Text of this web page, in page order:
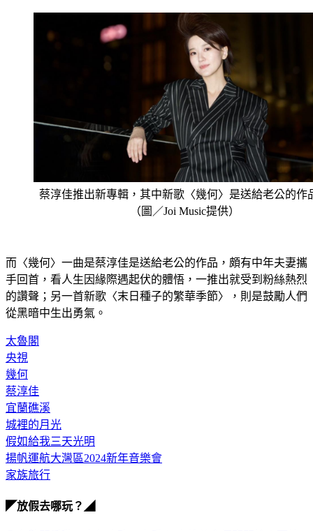
蔡淳佳推出新專輯，其中新歌〈幾何〉是送給老公的作
（圖／Joi Music提供）
而〈幾何〉一曲是蔡淳佳是送給老公的作品，頗有中年夫妻攜
手回首，看人生因緣際遇起伏的體悟，一推出就受到粉絲熱烈
的讚聲；另一首新歌〈末日種子的繁華季節〉，則是鼓勵人們
從黑暗中生出勇氣。
太魯閣
央視
幾何
蔡淳佳
宜蘭礁溪
城裡的月光
假如給我三天光明
揚帆運航大灣區2024新年音樂會
家族旅行
◤放假去哪玩？◢